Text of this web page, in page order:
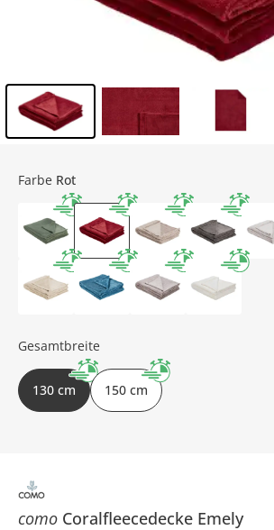
como Coralfleecedecke Emely
Farbe Rot
Gesamtbreite
130 cm 150 cm